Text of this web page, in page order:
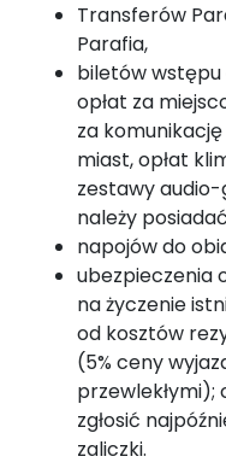
Transferów
Parafia,
biletów
opłat za
za
miast, opłat
zestawy
należy
napojów do
ubezpieczenia
na życzenie
od kosztów
(5% ceny
przewlekłymi);
zgłosić
zaliczki.